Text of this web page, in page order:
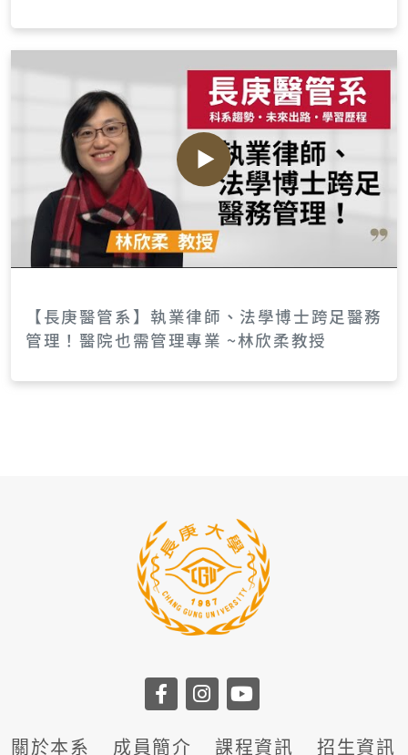
【長庚醫管系】執業律師、法學博士跨足醫務
管理！醫院也需管理專業 ~林欣柔教授
關於本系 成員簡介 課程資訊 招生資訊